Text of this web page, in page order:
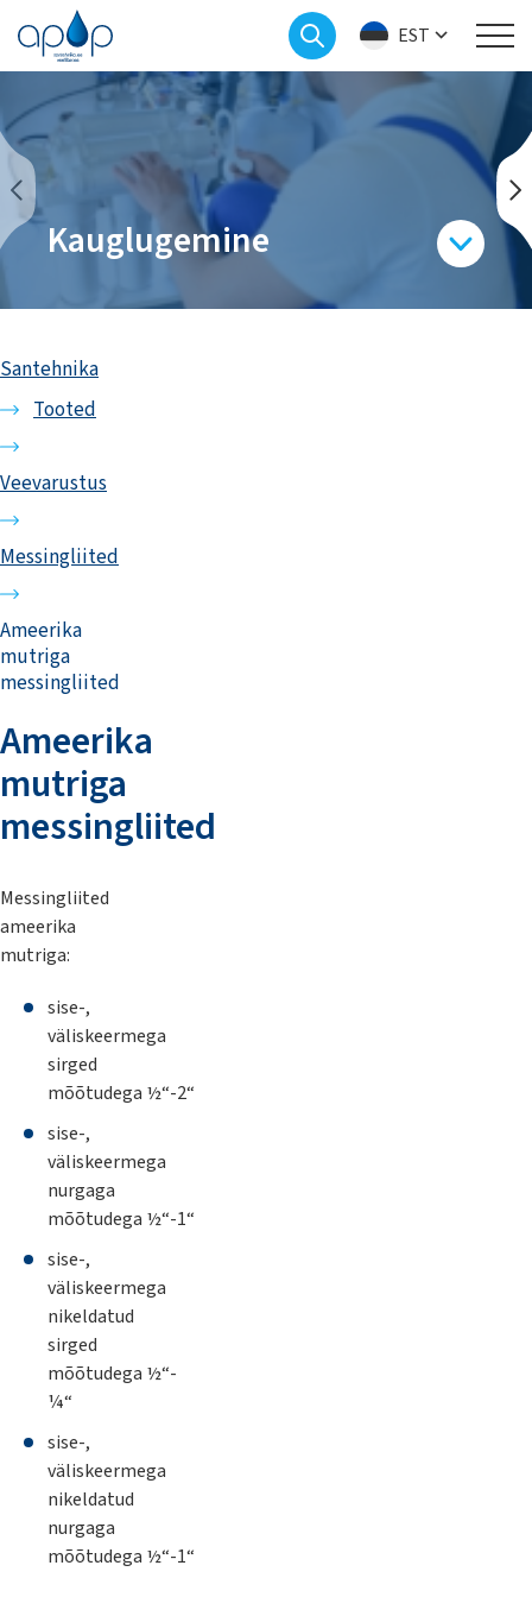
EST
Kauglugemine
Santehnika
Tooted
Veevarustus
Messingliited
Ameerika
mutriga
messingliited
Ameerika
mutriga
messingliited
Messingliited
ameerika
mutriga:
sise-,
väliskeermega
sirged
mõõtudega ½“-2“
sise-,
väliskeermega
nurgaga
mõõtudega ½“-1“
sise-,
väliskeermega
nikeldatud
sirged
mõõtudega ½“-
¼“
sise-,
väliskeermega
nikeldatud
nurgaga
mõõtudega ½“-1“